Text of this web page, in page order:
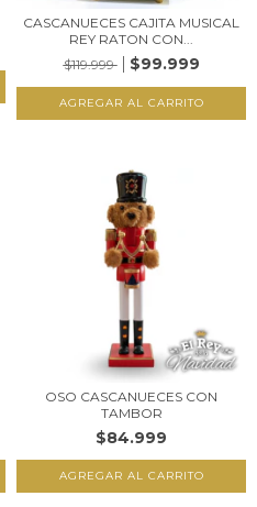
CASCANUECES CAJITA MUSICAL
REY RATON CON...
$119.999
$99.999
OSO CASCANUECES CON
TAMBOR
$84.999